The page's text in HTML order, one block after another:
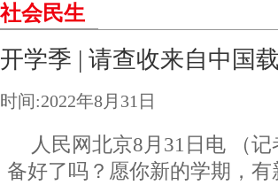
社会民生
开学季 | 请查收来自中国
时间:2022年8月31日
人民网北京8月31日电 （
备好了吗？愿你新的学期，